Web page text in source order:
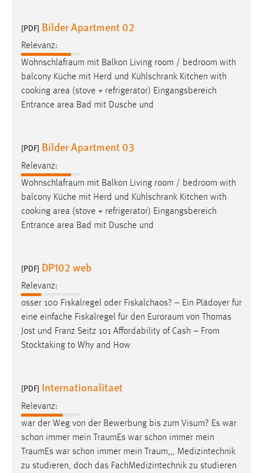
[PDF] Bilder Apartment 02
Relevanz:
Wohnschlafraum mit Balkon Living room / bedroom with
balcony Küche mit Herd und Kühlschrank Kitchen with
cooking area (stove + refrigerator) Eingangsbereich
Entrance area Bad mit Dusche und
[PDF] Bilder Apartment 03
Relevanz:
Wohnschlafraum mit Balkon Living room / bedroom with
balcony Küche mit Herd und Kühlschrank Kitchen with
cooking area (stove + refrigerator) Eingangsbereich
Entrance area Bad mit Dusche und
[PDF] DP102 web
Relevanz:
osser 100 Fiskalregel oder Fiskalchaos? – Ein Plädoyer für
eine einfache Fiskalregel für den Euroraum von Thomas
Jost und Franz Seitz 101 Affordability of Cash – From
Stocktaking to Why and How
[PDF] Internationalitaet
Relevanz:
war der Weg von der Bewerbung bis zum Visum? Es war
schon immer mein TraumEs war schon immer mein
TraumEs war schon immer mein Traum,,, Medizintechnik
zu studieren, doch das FachMedizintechnik zu studieren
Um Inhalte von Videoplattformen und Social Media
externen Medien Cookies gesetzt.
YouTube